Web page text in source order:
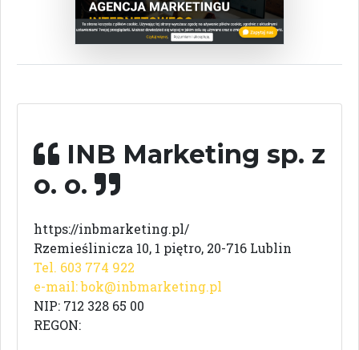
INB Marketing sp. z
o. o.
https://inbmarketing.pl/
Rzemieślinicza 10, 1 piętro, 20-716 Lublin
Tel. 603 774 922
e-mail:bok@inbmarketing.pl
NIP: 712 328 65 00
REGON: